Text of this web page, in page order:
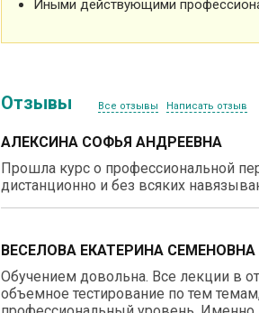
Иными действующими
Отзывы Все отзывы Написать отзыв
АЛЕКСИНА СОФЬЯ АНДРЕЕВНА
Прошла курс о профессиональной
дистанционно и без всяких
ВЕСЕЛОВА ЕКАТЕРИНА СЕМЕНОВНА
Обучением довольна. Все лекции в
объемное тестирование по тем